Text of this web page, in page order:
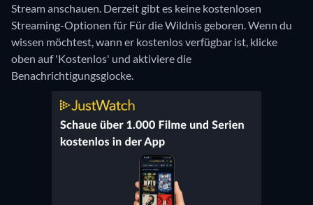
Stream anschauen. Derzeit gibt es keine kostenlosen
Streaming-Optionen für Für die Wildnis geboren. Wenn du
wissen möchtest, wann er kostenlos verfügbar ist, klicke
oben auf 'Kostenlos' und aktiviere die
Benachrichtigungsglocke.